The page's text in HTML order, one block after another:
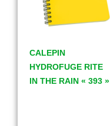
CALEPIN
HYDROFUGE RITE
IN THE RAIN « 393 »